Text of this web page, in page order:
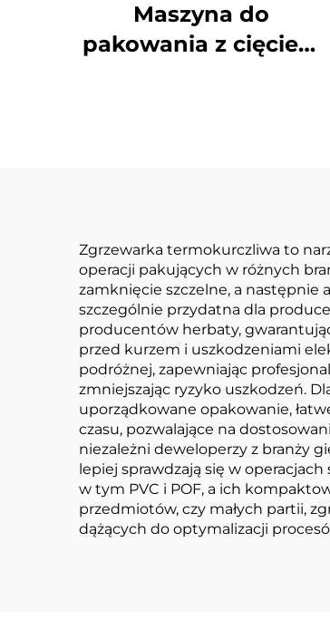
Maszyna do
pakowania z cięciem
Zgrzewarka termokurczliwa to
operacji pakujących w różnych
zamknięcie szczelne, a następnie
szczególnie przydatna dla
producentów herbaty,
przed kurzem i uszkodzeniami
podróżnej, zapewniając
zmniejszając ryzyko uszkodzeń.
uporządkowane opakowanie,
czasu, pozwalające na
niezależni deweloperzy z branży
lepiej sprawdzają się w
w tym PVC i POF, a ich
przedmiotów, czy małych partii,
dążących do optymalizacji